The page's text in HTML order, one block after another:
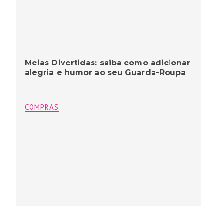
Meias Divertidas: saiba como adicionar
alegria e humor ao seu Guarda-Roupa
COMPRAS